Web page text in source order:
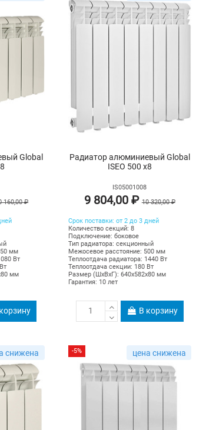
Global
160,00 ₽
мм
Вт
мм
Радиатор алюминиевый Global
ISEO 500 х8
IS05001008
9 804,00 ₽10 320,00 ₽
Срок поставки: от 2 до 3 дней
Количество секций: 8
Подключение: боковое
Тип радиатора: секционный
Межосевое расстояние: 500 мм
Теплоотдача радиатора: 1440 Вт
Теплоотдача секции: 180 Вт
Размер (ШхВхГ): 640х582х80 мм
Гарантия: 10 лет
В корзину
снижена цена снижена
-5%